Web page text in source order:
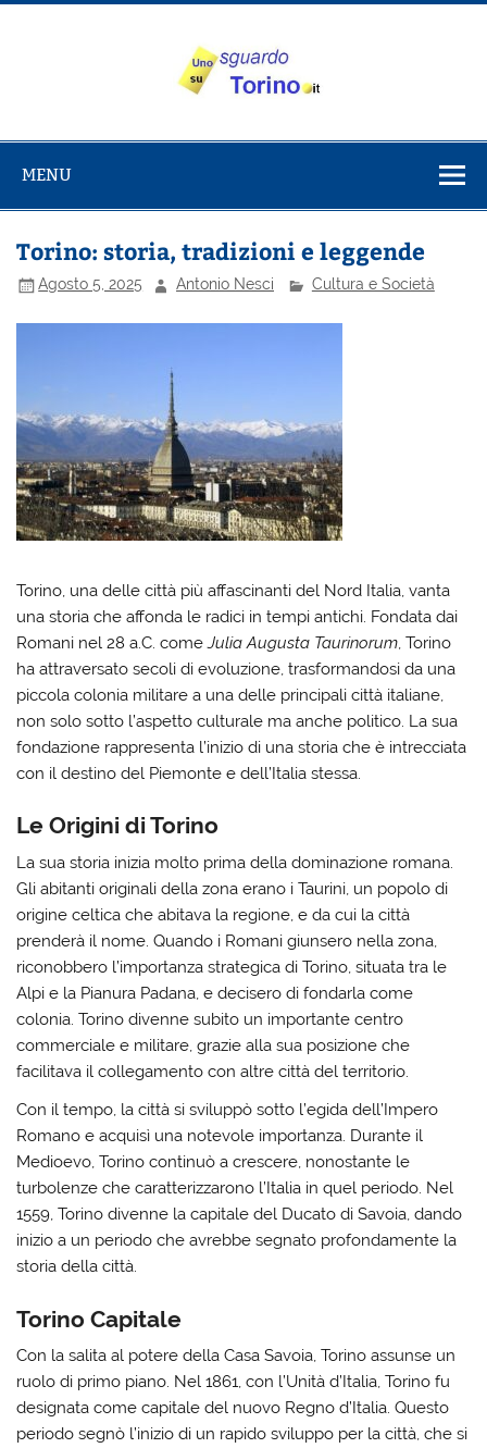
Salta
su Torino
MENU
Torino: storia, tradizioni e leggende
Agosto 5, 2025 Antonio Nesci Cultura e Società
Torino, una delle città più affascinanti del Nord Italia, vanta
una storia che affonda le radici in tempi antichi. Fondata dai
Romani nel 28 a.C. comeJulia Augusta Taurinorum, Torino
ha attraversato secoli di evoluzione, trasformandosi da una
piccola colonia militare a una delle principali città italiane,
non solo sotto l’aspetto culturale ma anche politico. La sua
fondazione rappresenta l’inizio di una storia che è intrecciata
con il destino del Piemonte e dell’Italia stessa.
Le Origini di Torino
La sua storia inizia molto prima della dominazione romana.
Gli abitanti originali della zona erano i Taurini, un popolo di
origine celtica che abitava la regione, e da cui la città
prenderà il nome. Quando i Romani giunsero nella zona,
riconobbero l’importanza strategica di Torino, situata tra le
Alpi e la Pianura Padana, e decisero di fondarla come
colonia. Torino divenne subito un importante centro
commerciale e militare, grazie alla sua posizione che
facilitava il collegamento con altre città del territorio.
Con il tempo, la città si sviluppò sotto l’egida dell’Impero
Romano e acquisì una notevole importanza. Durante il
Medioevo, Torino continuò a crescere, nonostante le
turbolenze che caratterizzarono l’Italia in quel periodo. Nel
1559, Torino divenne la capitale del Ducato di Savoia, dando
inizio a un periodo che avrebbe segnato profondamente la
storia della città.
Torino Capitale
Con la salita al potere della Casa Savoia, Torino assunse un
ruolo di primo piano. Nel 1861, con l’Unità d’Italia, Torino fu
designata come capitale del nuovo Regno d’Italia. Questo
periodo segnò l’inizio di un rapido sviluppo per la città, che si